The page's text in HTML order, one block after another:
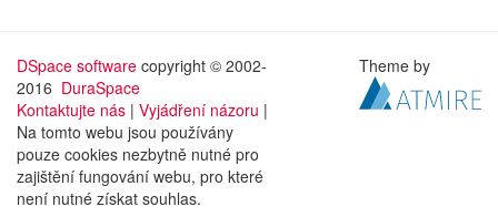
DSpace software copyright © 2002-
2016 DuraSpace
Kontaktujte nás | Vyjádření názoru |
Na tomto webu jsou používány
pouze cookies nezbytně nutné pro
zajištění fungování webu, pro které
není nutné získat souhlas.
Theme by